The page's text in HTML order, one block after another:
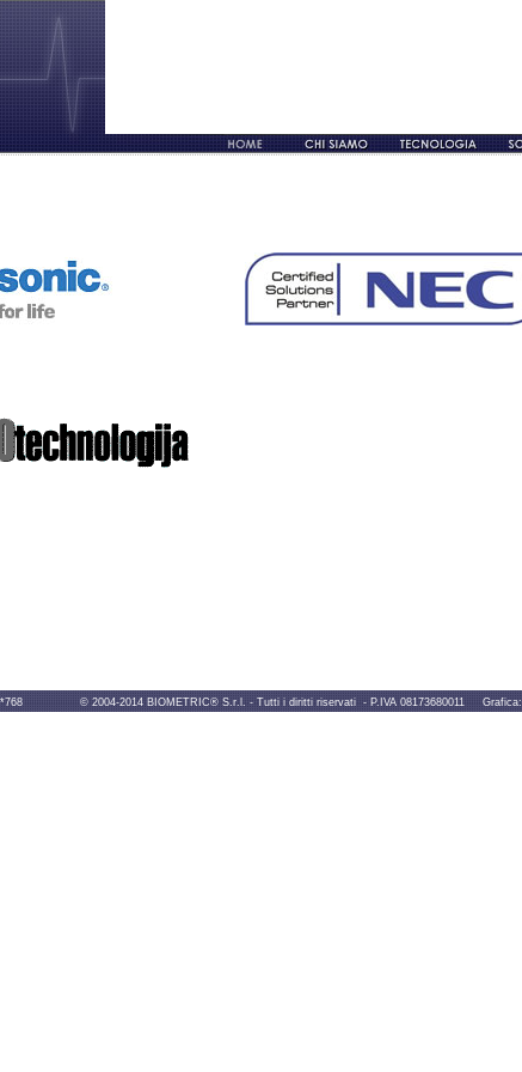
© 2004-2014 BIOMETRIC® S.r.l. - Tutti i diritti riservati - P.IVA 08173680011 Grafica: